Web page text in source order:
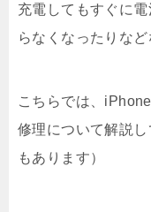
充電してもすぐに
らなくなったりなど
こちらでは、
修理について解説
もあります）